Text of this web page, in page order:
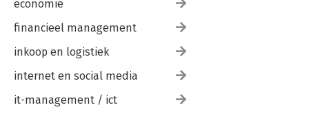
economie
financieel management
inkoop en logistiek
internet en social media
it-management / ict